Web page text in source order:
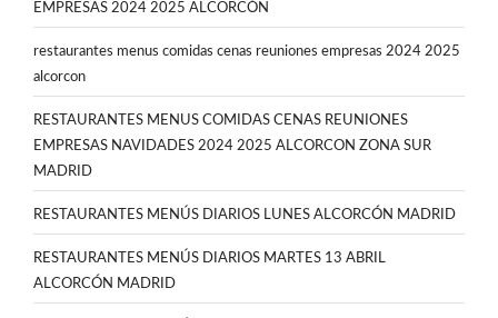
EMPRESAS 2024 2025 ALCORCÓN
restaurantes menus comidas cenas reuniones empresas 2024 2025
alcorcon
RESTAURANTES MENUS COMIDAS CENAS REUNIONES
EMPRESAS NAVIDADES 2024 2025 ALCORCON ZONA SUR
MADRID
RESTAURANTES MENÚS DIARIOS LUNES ALCORCÓN MADRID
RESTAURANTES MENÚS DIARIOS MARTES 13 ABRIL
ALCORCÓN MADRID